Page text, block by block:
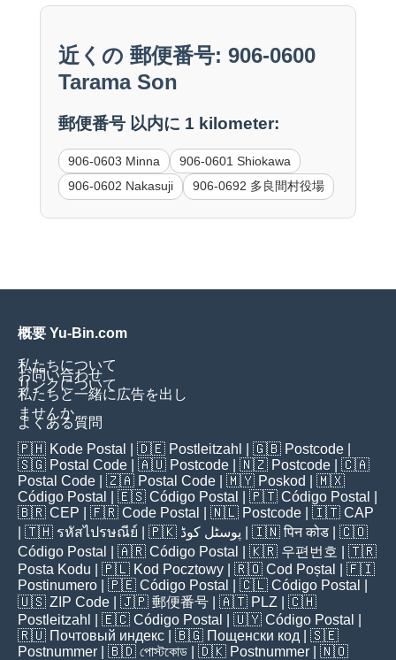
近くの 郵便番号: 906-0600
Tarama Son
郵便番号 以内に 1 kilometer:
906-0603 Minna
906-0601 Shiokawa
906-0602 Nakasuji
906-0692 多良間村役場
概要 Yu-Bin.com
私たちについて
お問い合わせ
リンクについて
私たちと一緒に広告を出し
ませんか
よくある質問
🇵🇭 Kode Postal | 🇩🇪 Postleitzahl | 🇬🇧 Postcode
🇸🇬 Postal Code | 🇦🇺 Postcode | 🇳🇿 Postcode | 🇨🇦
Postal Code | 🇿🇦 Postal Code | 🇲🇾 Poskod
| 🇲🇽
Código Postal
| 🇪🇸 Código Postal | 🇵🇹 Código Postal
🇧🇷 CEP | 🇫🇷 Code Postal | 🇳🇱 Postcode | 🇮🇹 CAP
| 🇹🇭 รหัสไปรษณีย์ | 🇵🇰 پوسٹل کوڈ | 🇮🇳पिन कोड | 🇨🇴
Código Postal
| 🇦🇷 Código Postal | 🇰🇷 우편번호
| 🇹🇷
Posta Kodu | 🇵🇱 Kod Pocztowy | 🇷🇴 Cod Poștal
| 🇫🇮
Postinumero | 🇵🇪 Código Postal | 🇨🇱 Código Postal
🇺🇸 ZIP Code | 🇯🇵 郵便番号 | 🇦🇹 PLZ | 🇨🇭
Postleitzahl
| 🇪🇨 Código Postal | 🇺🇾 Código Postal
🇷🇺 Почтовый индекс | 🇧🇬 Пощенски код | 🇸🇪
Postnummer | 🇧🇩 পোস্টকোড | 🇩🇰 Postnummer | 🇳🇴